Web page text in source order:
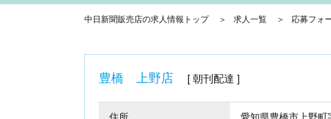
中日新聞販売店の求人情報トップ 求人一覧 応募フォ
豊橋 上野店 朝刊配達